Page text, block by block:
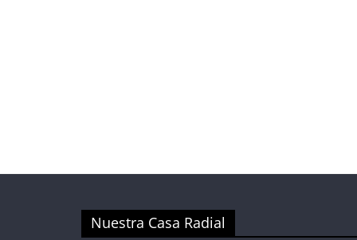
Nuestra Casa Radial